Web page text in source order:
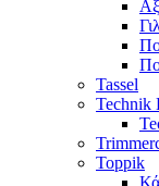
Tassel
Technik
Toppik